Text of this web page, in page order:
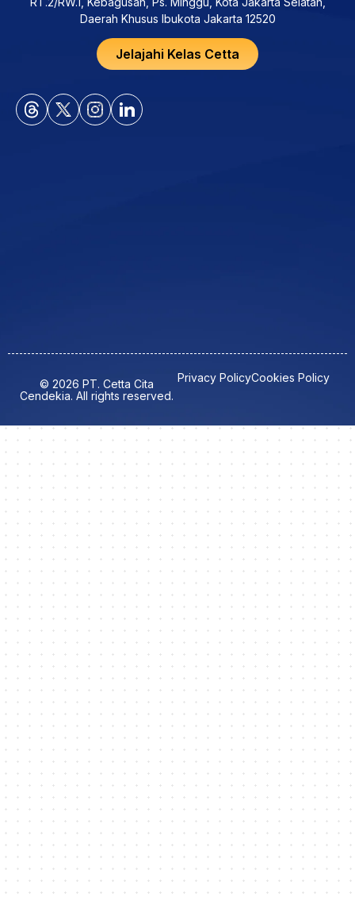
Daerah Khusus Ibukota Jakarta 12520
Jelajahi Kelas Cetta
© 2026 PT. Cetta Cita
Cendekia. All rights reserved.
Privacy PolicyCookies Policy